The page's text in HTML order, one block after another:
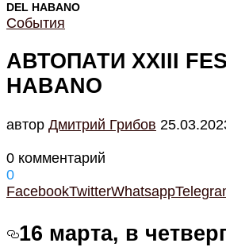
DEL HABANO
События
АВТОПАТИ XXIII
HABANO
автор Дмитрий Грибов
0 комментарий
0
FacebookTwitterWhatsapp
16 марта, в